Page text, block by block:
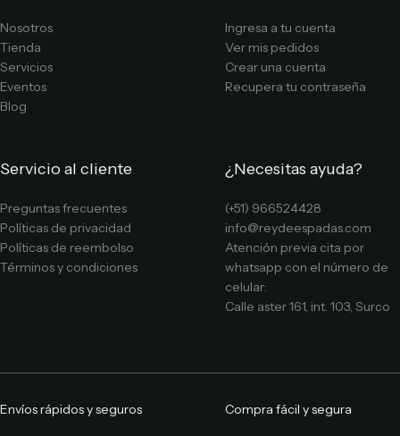
Nosotros
Tienda
Servicios
Eventos
Blog
Ingresa a tu cuenta
Ver mis pedidos
Crear una cuenta
Recupera tu contraseña
Servicio al cliente
Preguntas frecuentes
Políticas de privacidad
Políticas de reembolso
Términos y condiciones
¿Necesitas ayuda?
(+51) 966524428
info@reydeespadas.com
Atención previa cita por
whatsapp con el número de
celular:
Calle aster 161, int. 103, Surco
Envíos rápidos y seguros Compra fácil y segura